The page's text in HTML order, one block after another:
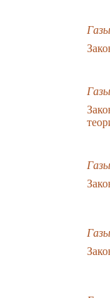
Газы
Газы
Газы
Газы